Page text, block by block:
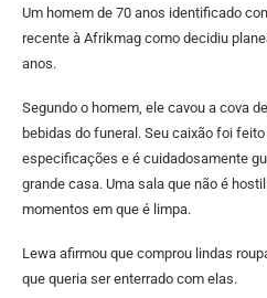
Um homem de 70 anos identificado
recente à Afrikmag como decidiu
anos.
Segundo o homem, ele cavou a cova
bebidas do funeral. Seu caixão foi
especificações e é cuidadosamente
grande casa. Uma sala que não é
momentos em que é limpa.
Lewa afirmou que comprou lindas
que queria ser enterrado com elas.